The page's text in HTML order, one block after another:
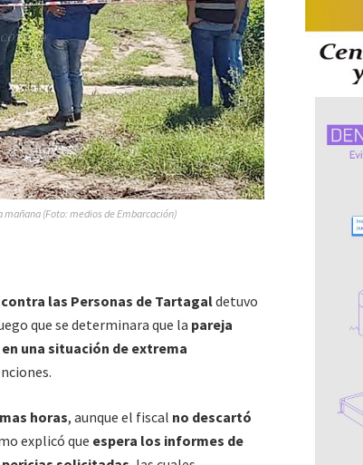
(Foto: medios de Embarcación)
las Personas de Tartagaldetuvo
que se determinara que la pareja
una situación de extrema
horas, aunque el fiscal no descartó
explicó que espera los informes de